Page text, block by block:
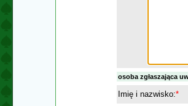
osoba zgłaszająca
Imię i nazwisko:*